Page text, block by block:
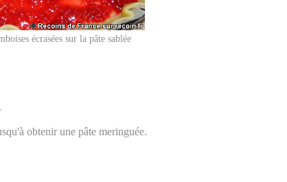
écrasées sur la pâte sablée
obtenir une pâte meringuée.